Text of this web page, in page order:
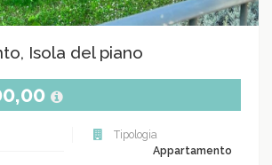
Isola del piano
Tipologia
Appartamento